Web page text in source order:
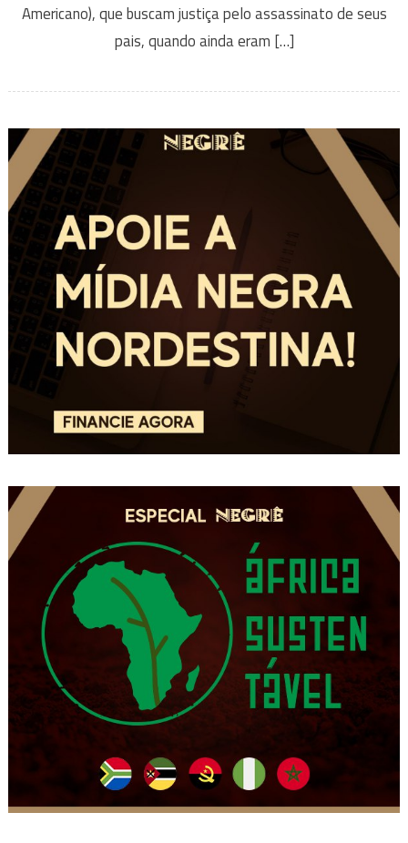
Americano), que buscam justiça pelo assassinato de seus
pais, quando ainda eram […]